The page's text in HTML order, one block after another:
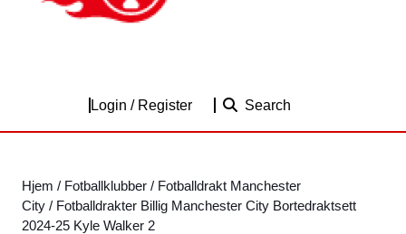
Login / RegisterLogin
Search
Hjem / Fotballklubber / Fotballdrakt Manchester
City / Fotballdrakter Billig Manchester City Bortedraktsett
2024-25 Kyle Walker 2